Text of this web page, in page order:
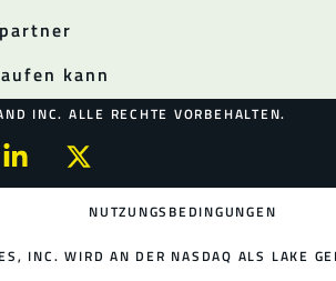
kann
INC. ALLE RECHTE VORBEHALTEN.
NUTZUNGSBEDINGUNGEN
INC. WIRD AN DER NASDAQ ALS LAKE